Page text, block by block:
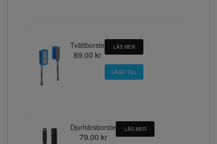
Tvättborste
89.00 kr
LÄS MER
Djurhårsborste
79.00 kr
LÄS MER